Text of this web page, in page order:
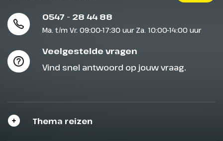
0547 - 28 44 88
Ma. t/m Vr. 09:00-17:30 uur Za. 10:00-14:00 uur
Veelgestelde vragen
Vind snel antwoord op jouw vraag.
Thema reizen